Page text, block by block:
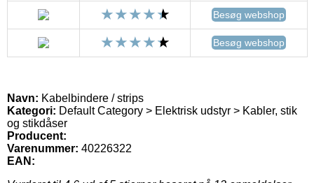
Besøg webshop
Besøg webshop
Navn: Kabelbindere / strips
Kategori: Default Category > Elektrisk udstyr > Kabler, stik
og stikdåser
Producent:
Varenummer: 40226322
EAN: